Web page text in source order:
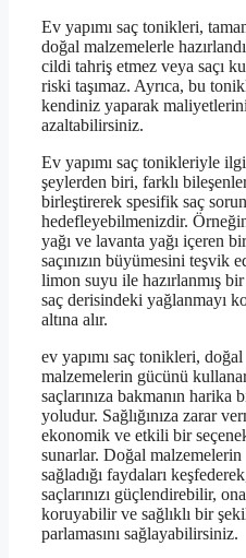
Ev yapımı saç tonikleri,
doğal malzemelerle
cildi tahriş etmez veya saçı
riski taşımaz. Ayrıca, bu
kendiniz yaparak
azaltabilirsiniz.
Ev yapımı saç tonikleriyle
şeylerden biri, farklı
birleştirerek spesifik saç
hedefleyebilmenizdir.
yağı ve lavanta yağı içeren
saçınızın büyümesini teşvik
limon suyu ile hazırlanmış
saç derisindeki yağlanmayı
altına alır.
ev yapımı saç tonikleri, doğal
malzemelerin gücünü
saçlarınıza bakmanın harika
yoludur. Sağlığınıza zarar
ekonomik ve etkili bir
sunarlar. Doğal malzemelerin
sağladığı faydaları
saçlarınızı güçlendirebilir,
koruyabilir ve sağlıklı bir
parlamasını sağlayabilirsiniz.